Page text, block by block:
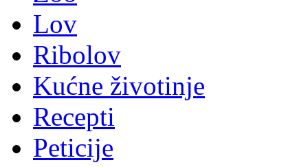
Lov
Ribolov
Kućne životinje
Recepti
Peticije